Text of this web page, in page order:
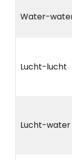
Water-
Lucht-lucht
Lucht-water